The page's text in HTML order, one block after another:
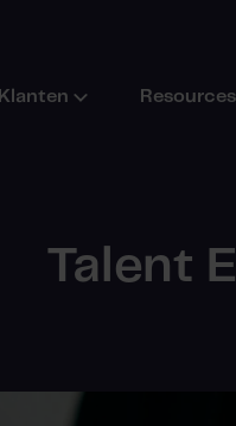
Klanten Resources
Talent